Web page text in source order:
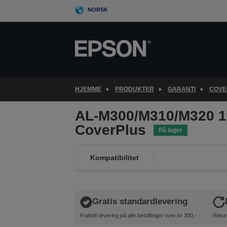
NORSK
HJEMME PRODUKTER GARANTI
AL-M300/M310/M320
CoverPlus
På lager
Kompatibilitet
Gratis standardlevering
Fraktfri levering på alle bestillinger over kr 300,-